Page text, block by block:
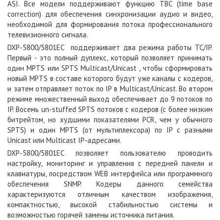
ASI. Все модели поддерживают функцию TBC (time base
correction) для обеспечения синхронизации аудио и видео,
необходимой для формирования потока профессионального
телевизионного сигнала.
DXP-5800/5801EC поддерживает два режима работы ТС/IP.
Первый - это полный дуплекс, который позволяет принимать
один MPTS или SPTS Multicast/Unicast , чтобы сформировать
новый MPTS в составе которого будут уже каналы с кодеров,
и затем отправляет поток по IP в Multicast/Unicast. Во втором
режиме множественный выход обеспечивает до 9 потоков по
IP. Восемь un-stuffed SPTS потоков с кодеров (с более низким
битрейтом, но худшими показателями PCR, чем у обычного
SPTS) и один MPTS (от мультиплексора) по IP с разными
Unicast или Multicast IP-адресами.
DXP-5800/5801EC позволяет пользователю проводить
настройку, мониторинг и управления с передней панели и
клавиатуры, посредством WEB интерфейса или программного
обеспечения SNMP. Кодеры данного семейства
характеризуются отличным качеством изображения,
компактностью, высокой стабильностью системы и
возможностью горячей замены источника питания.